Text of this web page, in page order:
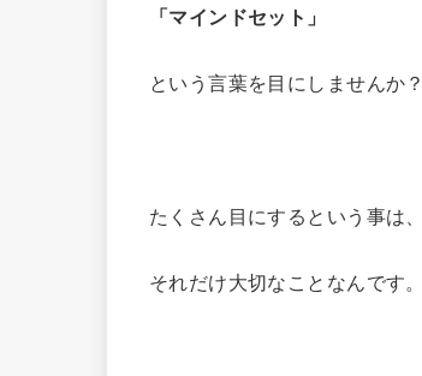
「マインドセット」
という言葉を目にしませんか？
たくさん目にするという事は、
それだけ大切なことなんです。